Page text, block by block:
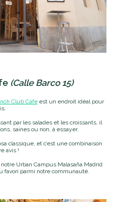
(Calle Barco 15)
Club Cafeest un endroit idéal pour
par les salades et les croissants, il
saines ou non, à essayer.
classique, et c’est une combinaison
avis !
Urban Campus Malasaña Madrid
favori parmi notre communauté.